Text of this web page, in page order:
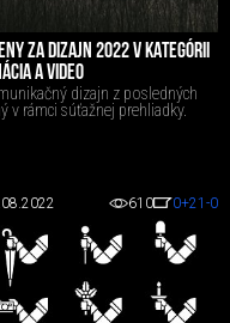
ZA DIZAJN 2022 V KATEGÓRII
A VIDEO
dizajn z posledných
v rámci súťažnej prehliadky.
610 0+21 -0